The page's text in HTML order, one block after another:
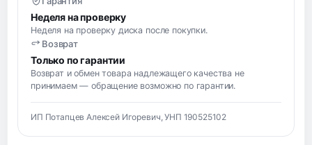
Неделя на проверку
Неделя на проверку диска после покупки.
Возврат
Только по гарантии
Возврат и обмен товара надлежащего качества не
принимаем — обращение возможно по гарантии.
ИП Потапцев Алексей Игоревич, УНП 190525102